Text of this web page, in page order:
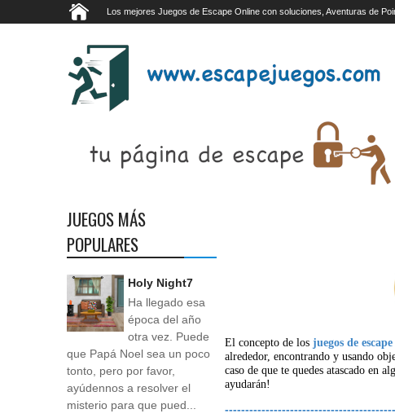
Los mejores Juegos de Escape Online con soluciones, Aventuras de
El concepto de losjuegos de escape
alrededor, encontrando y usando
caso de que te quedes atascado en
ayudarán!
JUEGOS MÁS
POPULARES
Holy Night7
Ha llegado esa
época del año
otra vez. Puede
que Papá Noel sea un poco
tonto, pero por favor,
ayúdennos a resolver el
misterio para que pued...